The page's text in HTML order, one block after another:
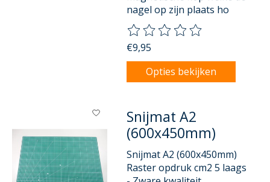
nagel op zijn plaats ho
De beoordeling van dit
€9,95
Opties bekijken
Snijmat A2
(600x450mm)
Snijmat A2 (600x450mm)
Raster opdruk cm2 5 laags